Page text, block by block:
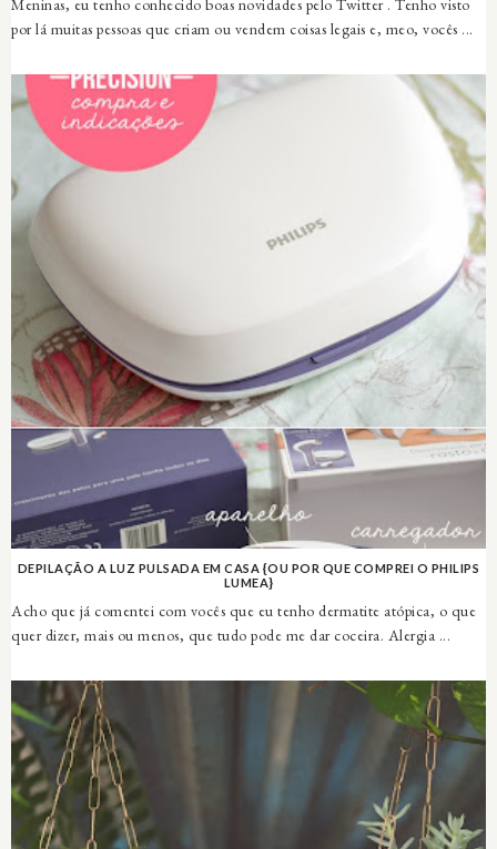
Meninas, eu tenho conhecido boas novidades pelo Twitter . Tenho visto
por lá muitas pessoas que criam ou vendem coisas legais e, meo, vocês ...
DEPILAÇÃO A LUZ PULSADA EM CASA {OU POR QUE COMPREI O PHILIPS
LUMEA}
Acho que já comentei com vocês que eu tenho dermatite atópica, o que
quer dizer, mais ou menos, que tudo pode me dar coceira. Alergia ...